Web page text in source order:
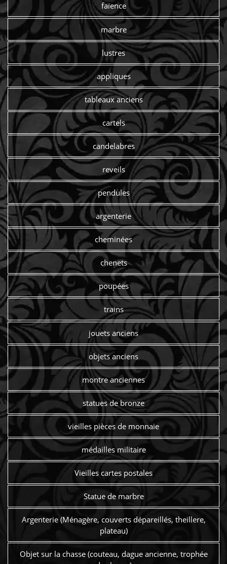
faïence
marbre
lustres
appliques
tableaux anciens
cartels
candelabres
reveils
pendules
argenterie
cheminées
chenets
poupées
trains
jouets anciens
objets anciens
montre anciennes
statues de bronze
vieilles pièces de monnaie
médailles militaire
Vieilles cartes postales
Statue de marbre
Argenterie (Ménagère, couverts dépareillés, theillere,
plateau)
Objet sur la chasse (couteau, dague ancienne, trophée